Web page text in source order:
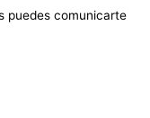
puedes comunicarte